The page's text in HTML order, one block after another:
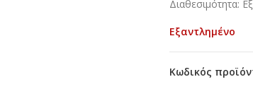
Διαθεσιμότητα:
Εξαντλημένο
Κωδικός